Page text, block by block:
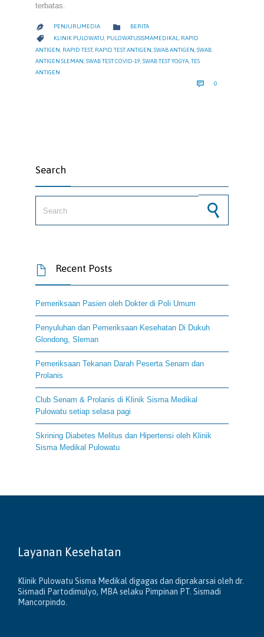
terbatas.
 PENJURUMEDIA  CATEGORY
BERITA
 CATEGORY
KLINIK PULOWATU, PULOWATUSISMAMEDIKAL, RAPID
ANTIGEN RAPID TEST, RAPID TEST ANTIGEN SWAB ANTIGEN SWAB
ANTIGEN SLEMAN SWAB TEST COVID-19 SWAB TEST YOGYA TES
ANTIGEN
 0
Search
 Recent Posts
Pemeriksaan Pasien oleh Dokter di Poli Umum
Penyuluhan dan Pemeriksaan Kesehatan Di Dukuh
Glondong, Sleman
Pemeriksaan Tekanan Darah Peserta Senam dan
Prolanis
Club Senam & Prolanis di Klinik Sisma Medikal
Pulowatu setiap selasa pagi
Skrining Diabetes Melitus dan Hipertensi oleh Klinik
Sisma Medikal Pulowatu
Layanan Kesehatan
Klinik Pulowatu Sisma Medikal digagas dan diprakarsai oleh dr.
Sismadi Partodimulyo, MBA selaku Pimpinan PT. Sismadi
Mancorpindo.